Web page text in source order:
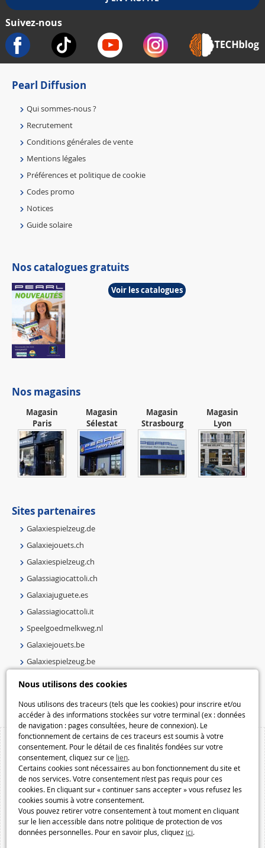
Nous utilisons des cookies
Nous utilisons des traceurs (tels que les cookies) pour inscrire et/ou
accéder à des informations stockées sur votre terminal (ex : données
de navigation : pages consultées, heure de connexion). Le
fonctionnement de certains de ces traceurs est soumis à votre
consentement. Pour le détail de ces finalités fondées sur votre
consentement, cliquez sur ce lien.
Certains cookies sont nécessaires au bon fonctionnement du site et
de nos services. Votre consentement n’est pas requis pour ces
cookies. En cliquant sur « continuer sans accepter » vous refusez les
cookies soumis à votre consentement.
Vous pouvez retirer votre consentement à tout moment en cliquant
sur le lien accessible dans notre politique de protection de vos
données personnelles. Pour en savoir plus, cliquez ici.
Suivez-nous
Pearl Diffusion
Qui sommes-nous ?
Recrutement
Conditions générales de vente
Mentions légales
Préférences et politique de cookie
Codes promo
Notices
Guide solaire
Nos catalogues gratuits
Voir les catalogues
Nos magasins
Magasin
Paris
Magasin
Sélestat
Magasin
Strasbourg
Magasin
Lyon
Sites partenaires
Galaxiespielzeug.de
Galaxiejouets.ch
Galaxiespielzeug.ch
Galassiagiocattoli.ch
Galaxiajuguete.es
Galassiagiocattoli.it
Speelgoedmelkweg.nl
Galaxiejouets.be
Galaxiespielzeug.be